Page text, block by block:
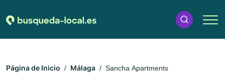
Página de Inicio Málaga Sancha Apartments